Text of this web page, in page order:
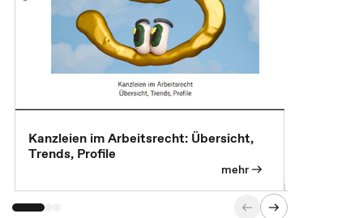
Kanzleien im Arbeitsrecht: Übersicht,
Trends, Profile
mehr